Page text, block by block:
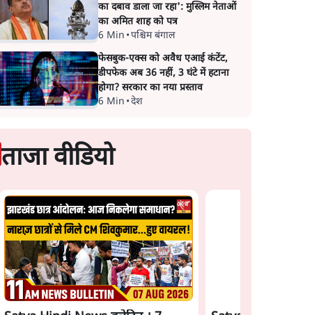
का दबाव डाला जा रहा': मुस्लिम नेताओं
का अमित शाह को पत्र
6 Min •पश्चिम बंगाल
फेसबुक-एक्स को अवैध एआई कंटेंट,
डीपफेक अब 36 नहीं, 3 घंटे में हटाना
होगा? सरकार का नया प्रस्ताव
6 Min •देश
ताजा वीडियो